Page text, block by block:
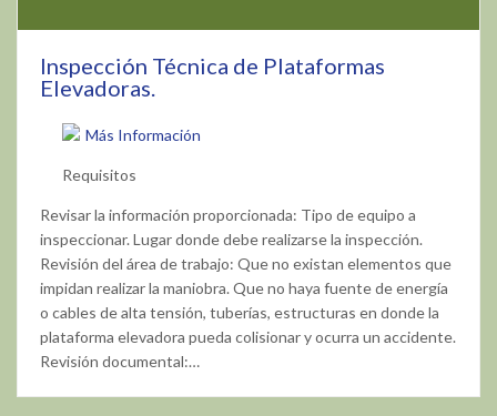
Inspección Técnica de Plataformas
Elevadoras.
Más Información
Requisitos
Revisar la información proporcionada: Tipo de equipo a
inspeccionar. Lugar donde debe realizarse la inspección.
Revisión del área de trabajo: Que no existan elementos que
impidan realizar la maniobra. Que no haya fuente de energía
o cables de alta tensión, tuberías, estructuras en donde la
plataforma elevadora pueda colisionar y ocurra un accidente.
Revisión documental:…